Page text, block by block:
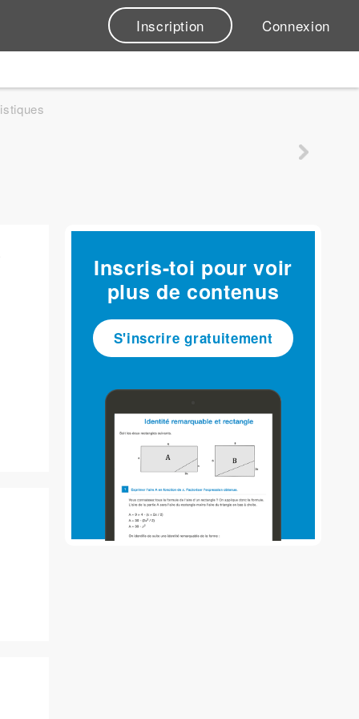
Inscription Connexion
Inscris-toi pour voir
plus de contenus
S'inscrire gratuitement